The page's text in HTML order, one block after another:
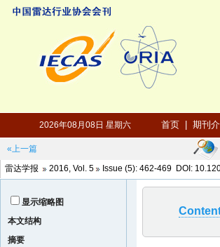
«上一篇
雷达学报
2016, Vol. 5 Issue (5): 462-469 DOI:
显示缩略图
本文结构
摘要